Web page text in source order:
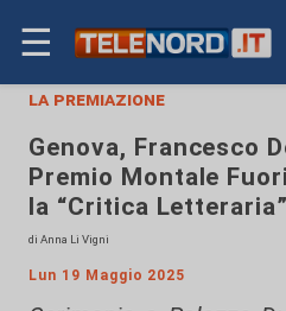
☰
la premiazione
Genova, Francesco
Premio Montale
la “Critica Letteraria”
di Anna Li Vigni
Lun 19 Maggio 2025